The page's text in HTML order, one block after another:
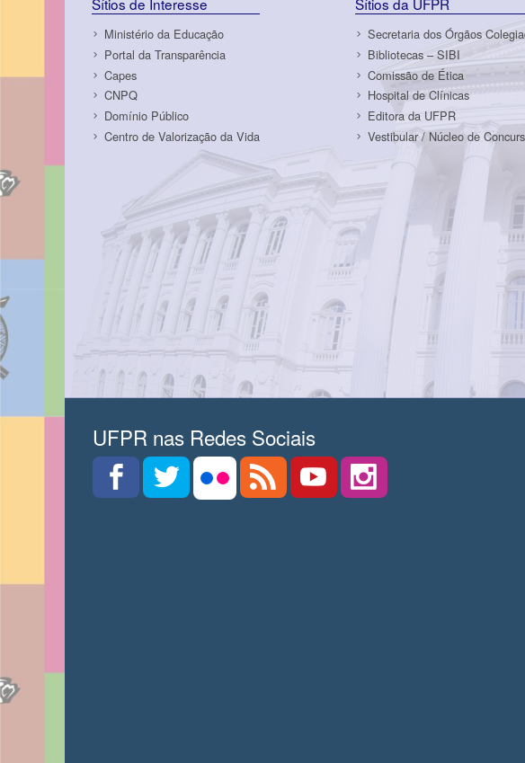
Ministério da Educação
Portal da Transparência
Capes
CNPQ
Domínio Público
Centro de Valorização da Vida
Secretaria dos Órgãos
Bibliotecas – SIBI
Comissão de Ética
Hospital de Clínicas
Editora da UFPR
Vestibular / Núcleo de
UFPR nas Redes Sociais